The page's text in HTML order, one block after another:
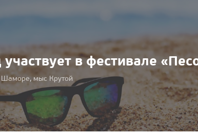
в фестивале
мыс Крутой